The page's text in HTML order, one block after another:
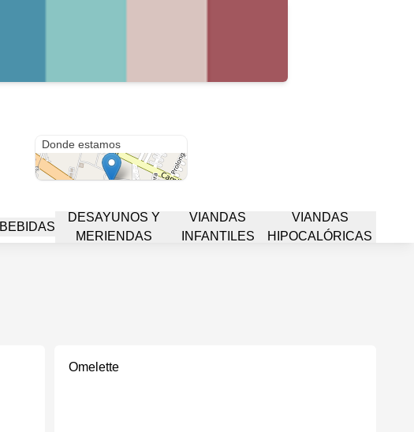
Donde estamos
BEBIDAS
DESAYUNOS Y
MERIENDAS
VIANDAS
INFANTILES
VIANDAS
HIPOCALÓRICAS
Omelette